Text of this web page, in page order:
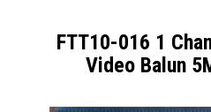
FTT10-016 1
Video Balun